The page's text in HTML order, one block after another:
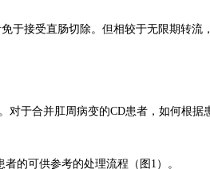
于接受直肠切除。但相较于无限期转流
于合并肛周病变的CD患者，如何根
的可供参考的处理流程（图1）。